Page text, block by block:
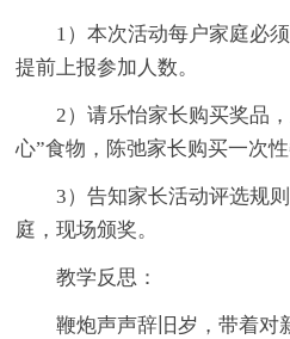
1）本次活动每户家庭必
提前上报参加人数。
2）请乐怡家长购买奖品
心”食物，陈弛家长购买一次性
3）告知家长活动评选规
庭，现场颁奖。
教学反思：
鞭炮声声辞旧岁，带着对